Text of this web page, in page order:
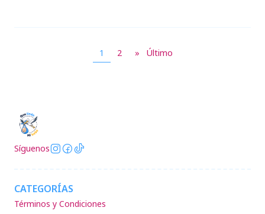
1 2 » Último
Síguenos
CATEGORÍAS
Términos y Condiciones